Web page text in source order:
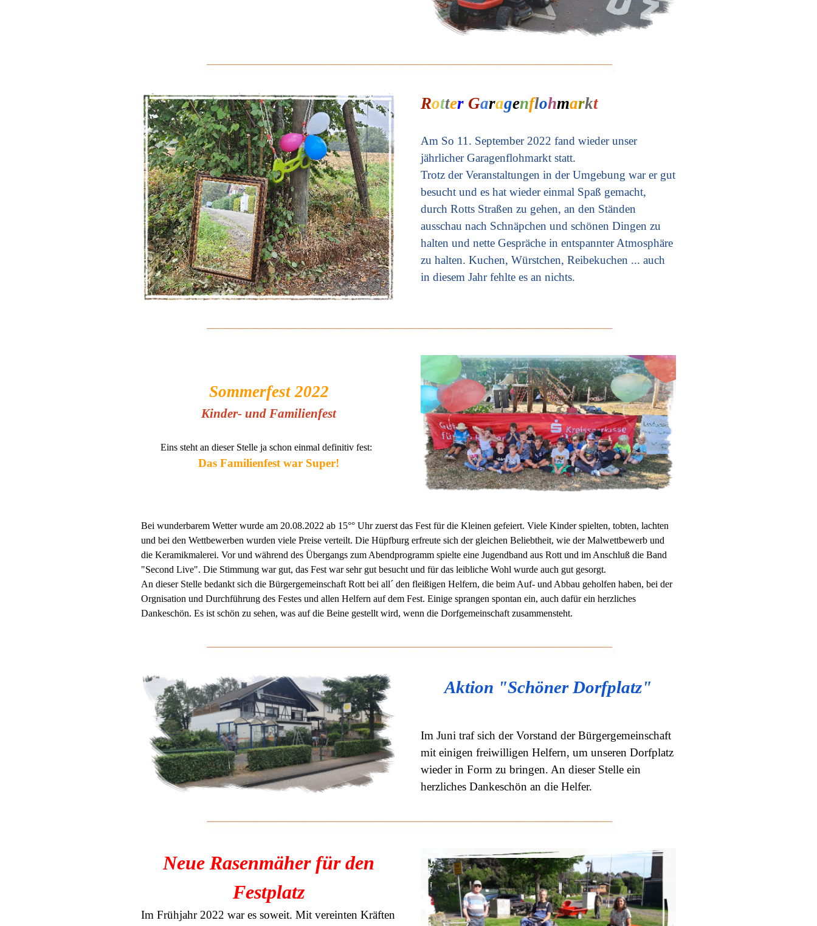
Rotter Garagenflohmarkt
Am So 11. September 2022 fand wieder unser
jährlicher Garagenflohmarkt statt.
Trotz der Veranstaltungen in der Umgebung war er gut
besucht und es hat wieder einmal Spaß gemacht,
durch Rotts Straßen zu gehen, an den Ständen
ausschau nach Schnäpchen und schönen Dingen zu
halten und nette Gespräche in entspannter Atmosphäre
zu halten. Kuchen, Würstchen, Reibekuchen ... auch
in diesem Jahr fehlte es an nichts.
Sommerfest 2022
Kinder- und Familienfest
Eins steht an dieser Stelle ja schon einmal definitiv fest:
Das Familienfest war Super!
Bei wunderbarem Wetter wurde am 20.08.2022 ab 15°° Uhr zuerst das Fest für die Kleinen gefeiert. Viele Kinder spielten, tobten, lachten
und bei den Wettbewerben wurden viele Preise verteilt. Die Hüpfburg erfreute sich der gleichen Beliebtheit, wie der Malwettbewerb und
die Keramikmalerei. Vor und während des Übergangs zum Abendprogramm spielte eine Jugendband aus Rott und im Anschluß die Band
"Second Live". Die Stimmung war gut, das Fest war sehr gut besucht und für das leibliche Wohl wurde auch gut gesorgt.
An dieser Stelle bedankt sich die Bürgergemeinschaft Rott bei all´ den fleißigen Helfern, die beim Auf- und Abbau geholfen haben, bei der
Orgnisation und Durchführung des Festes und allen Helfern auf dem Fest. Einige sprangen spontan ein, auch dafür ein herzliches
Dankeschön. Es ist schön zu sehen, was auf die Beine gestellt wird, wenn die Dorfgemeinschaft zusammensteht.
Aktion "Schöner Dorfplatz"
Im Juni traf sich der Vorstand der Bürgergemeinschaft
mit einigen freiwilligen Helfern, um unseren Dorfplatz
wieder in Form zu bringen. An dieser Stelle ein
herzliches Dankeschön an die Helfer.
Neue Rasenmäher für den
Festplatz
Im Frühjahr 2022 war es soweit. Mit vereinten Kräften